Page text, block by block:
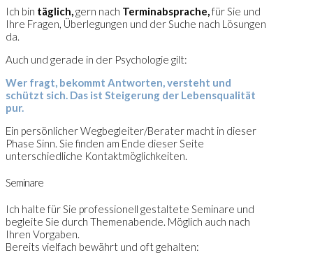
Ich bin täglich,gern nach Terminabsprache,für Sie und
Ihre Fragen, Überlegungen und der Suche nach Lösungen
da.
Auch und gerade in der Psychologie gilt:
Wer fragt, bekommt Antworten, versteht und
schützt sich. Das ist Steigerung der Lebensqualität
pur.
Ein persönlicher Wegbegleiter/Berater macht in dieser
Phase Sinn. Sie finden am Ende dieser Seite
unterschiedliche Kontaktmöglichkeiten.
Seminare
Ich halte für Sie professionell gestaltete Seminare und
begleite Sie durch Themenabende. Möglich auch nach
Ihren Vorgaben.
Bereits vielfach bewährt und oft gehalten: